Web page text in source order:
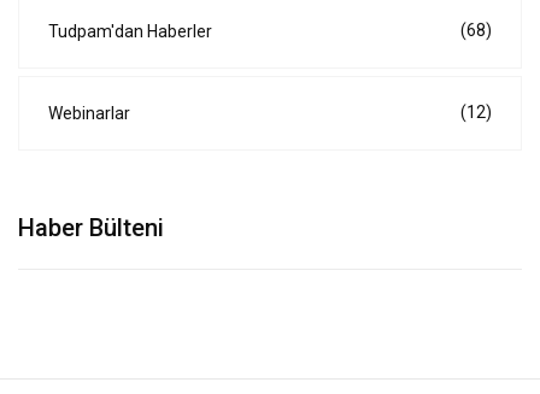
Tudpam'dan Haberler (68)
Webinarlar (12)
Haber Bülteni